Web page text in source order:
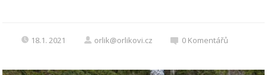
18.1. 2021 orlik@orlikovi.cz 0 Komentářů